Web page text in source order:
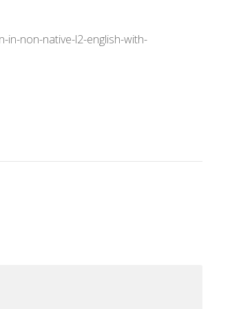
non-native-l2-english-with-